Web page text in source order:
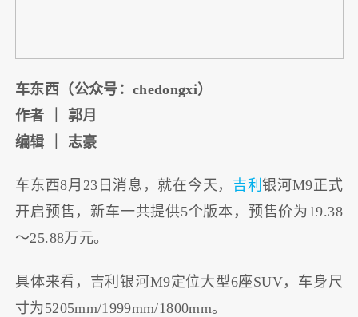
车东西（公众号：chedongxi）
作者 ｜ 郭月
编辑 ｜ 志豪
车东西8月23日消息，就在今天， 吉利银河M9正式
开启预售，新车一共提供5个版本，预售价为19.38
～25.88万元。
具体来看，吉利银河M9定位大型6座SUV，车身尺
寸为5205mm/1999mm/1800mm。